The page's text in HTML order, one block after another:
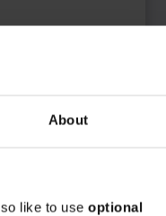
About
like to use optional